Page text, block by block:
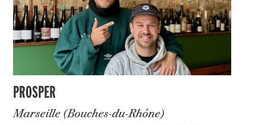
PROSPER
Marseille (Bouches-du-Rhône)